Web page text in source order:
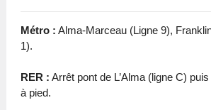
Métro : Alma-Marceau (Ligne 9),
1).
RER : Arrêt pont de L’Alma (ligne C)
à pied.